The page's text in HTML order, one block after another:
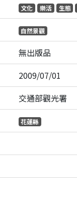
文化 樂活 生態
自然景觀
無出版品
2009/07/01
交通部觀光署
花蓮縣